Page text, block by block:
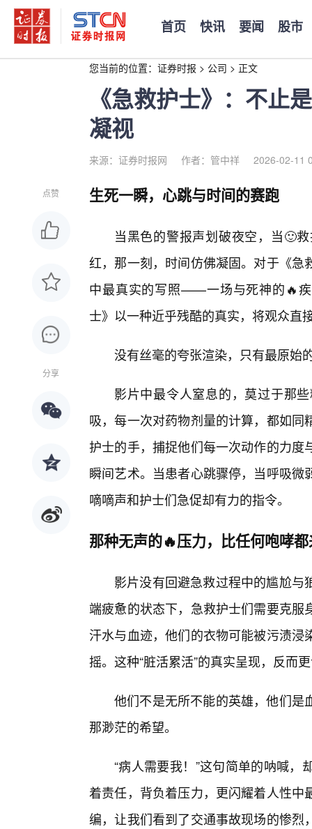
首页 快讯 要闻 股市
您当前的位置： 证券时报 > 公司 > 正文
《急救护士》：不止
凝视
来源：证券时报网 作者：管中祥 2026-02-11
点赞
分享
生死一瞬，心跳与时间的赛跑
当黑色的警报声划破夜空，当🙂
红，那一刻，时间仿佛凝固。对于《
中最真实的写照——一场与死神的🔥
士》以一种近乎残酷的真实，将观众直
没有丝毫的夸张渲染，只有最原始
影片中最令人窒息的，莫过于那
吸，每一次对药物剂量的计算，都如
护士的手，捕捉他们每一次动作的力
瞬间艺术。当患者心跳骤停，当呼吸
嘀嘀声和护士们急促却有力的指令。
那种无声的🔥压力，比任何咆哮
影片没有回避急救过程中的尴尬
端疲惫的状态下，急救护士们需要克
汗水与血迹，他们的衣物可能被污渍
摇。这种“脏活累活”的真实呈现，反而
他们不是无所不能的英雄，他们是
那渺茫的希望。
“病人需要我！”这句简单的呐喊
着责任，背负着压力，更闪耀着人性
编，让我们看到了交通事故现场的惨